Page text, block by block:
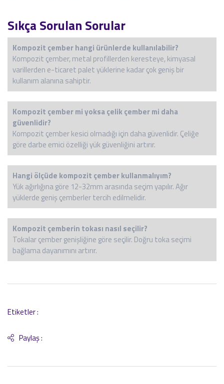
Sıkça Sorulan Sorular
Kompozit çember hangi ürünlerde kullanılabilir?
Kompozit çember, metal profillerden keresteye, kimyasal
varillerden e-ticaret palet yüklerine kadar çok geniş bir
kullanım alanına sahiptir.
Kompozit çember mi yoksa çelik çember mi daha
güvenlidir?
Kompozit çember kesici olmadığı için daha güvenlidir. Çeliğe
göre darbe emici özelliği yük güvenliğini artırır.
Hangi ölçüde kompozit çember kullanmalıyım?
Yük ağırlığına göre 12-32mm arasında seçim yapılır. Ağır
yüklerde geniş çemberler tercih edilmelidir.
Kompozit çemberin tokası nasıl seçilir?
Tokalar çember genişliğine göre seçilir. Doğru toka seçimi
bağlama dayanımını artırır.
Etiketler :
Paylaş :